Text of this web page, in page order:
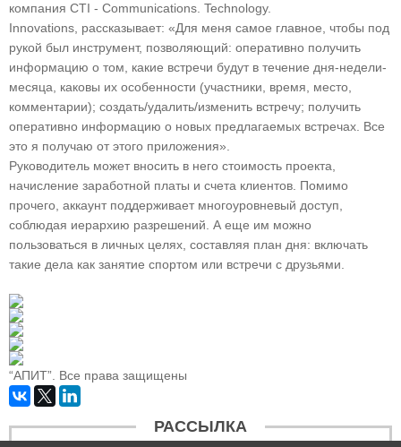
компания CTI - Communications. Technology.
Innovations, рассказывает: «Для меня самое главное, чтобы под
рукой был инструмент, позволяющий: оперативно получить
информацию о том, какие встречи будут в течение дня-недели-
месяца, каковы их особенности (участники, время, место,
комментарии); создать/удалить/изменить встречу; получить
оперативно информацию о новых предлагаемых встречах. Все
это я получаю от этого приложения».
Руководитель может вносить в него стоимость проекта,
начисление заработной платы и счета клиентов. Помимо
прочего, аккаунт поддерживает многоуровневый доступ,
соблюдая иерархию разрешений. А еще им можно
пользоваться в личных целях, составляя план дня: включать
такие дела как занятие спортом или встречи с друзьями.
“АПИТ”. Все права защищены
РАССЫЛКА